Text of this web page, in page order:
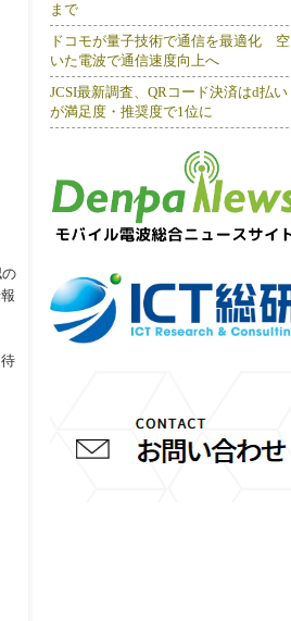
まで
ドコモが量子技術で通信を最適化 空
いた電波で通信速度向上へ
JCSI最新調査、QRコード決済はd払い
が満足度・推奨度で1位に